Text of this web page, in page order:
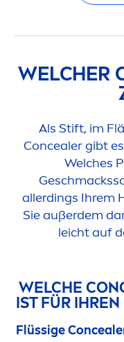
WELCHER
Als Stift, im
Concealer gibt
Welches
allerdings Ihrem
Sie außerdem
leicht auf
WELCHE
IST FÜR
Flüssige